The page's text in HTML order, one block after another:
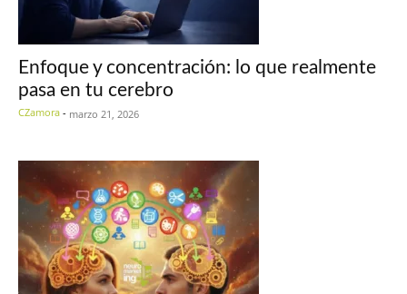
Enfoque y concentración: lo que realmente
pasa en tu cerebro
CZamora - marzo 21, 2026